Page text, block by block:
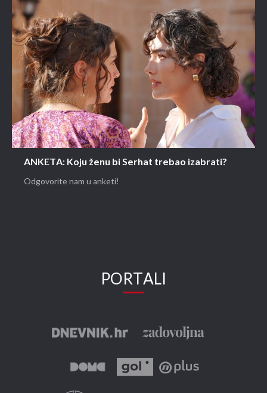
ANKETA: Koju ženu bi Serhat trebao izabrati?
Odgovorite nam u anketi!
PORTALI